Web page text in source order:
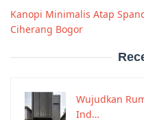
Kanopi Minimalis Atap
Ciherang Bogor
Wujudkan
Ind…